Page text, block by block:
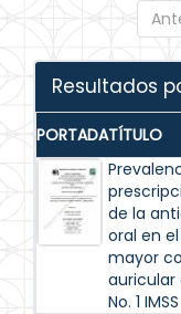
Resultados
PORTADATÍTULO
de la
oral en
mayor
auricular
No. 1